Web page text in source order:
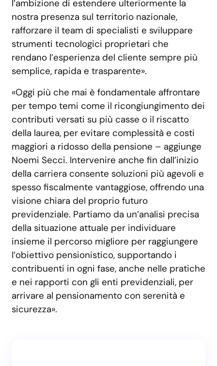
l’ambizione di estendere ulteriormente la
nostra presenza sul territorio nazionale,
rafforzare il team di specialisti e sviluppare
strumenti tecnologici proprietari che
rendano l’esperienza del cliente sempre più
semplice, rapida e trasparente».
«Oggi più che mai è fondamentale affrontare
per tempo temi come il ricongiungimento dei
contributi versati su più casse o il riscatto
della laurea, per evitare complessità e costi
maggiori a ridosso della pensione – aggiunge
Noemi Secci. Intervenire anche fin dall’inizio
della carriera consente soluzioni più agevoli e
spesso fiscalmente vantaggiose, offrendo una
visione chiara del proprio futuro
previdenziale. Partiamo da un’analisi precisa
della situazione attuale per individuare
insieme il percorso migliore per raggiungere
l’obiettivo pensionistico, supportando i
contribuenti in ogni fase, anche nelle pratiche
e nei rapporti con gli enti previdenziali, per
arrivare al pensionamento con serenità e
sicurezza».